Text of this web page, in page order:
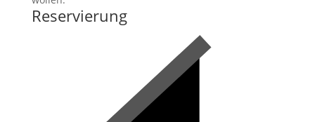
Reservierung